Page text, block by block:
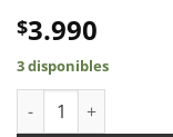
$3.990
3 disponibles
Levadura